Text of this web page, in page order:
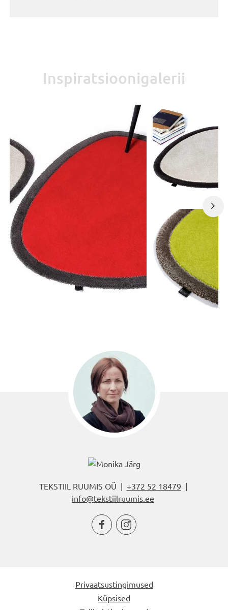
Inspiratsioonigalerii
TEKSTIIL RUUMIS OÜ | +372 52 18479 |
info@tekstiilruumis.ee
 
Privaatsustingimused
Küpsised